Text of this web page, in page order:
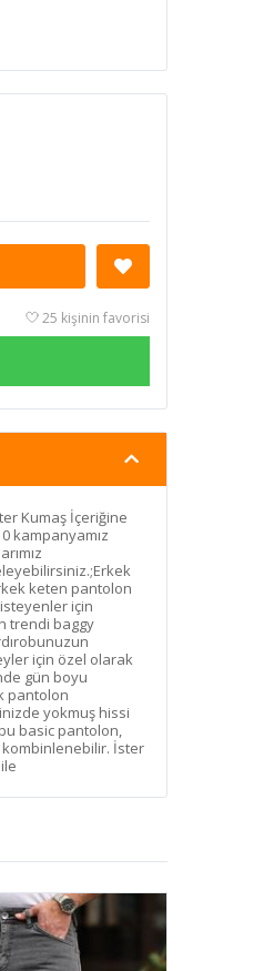
25 kişinin favorisi
Kumaş İçeriğine
kampanyamız
keten pantolon
için
trendi baggy
için özel olarak
gün boyu
pantolon
yokmuş hissi
basic pantolon,
kombinlenebilir. İster